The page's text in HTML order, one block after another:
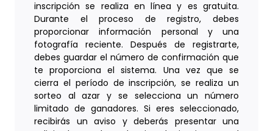
inscripción se realiza en línea y es gratuita.
Durante el proceso de registro, debes
proporcionar información personal y una
fotografía reciente. Después de registrarte,
debes guardar el número de confirmación que
te proporciona el sistema. Una vez que se
cierra el período de inscripción, se realiza un
sorteo al azar y se selecciona un número
limitado de ganadores. Si eres seleccionado,
recibirás un aviso y deberás presentar una